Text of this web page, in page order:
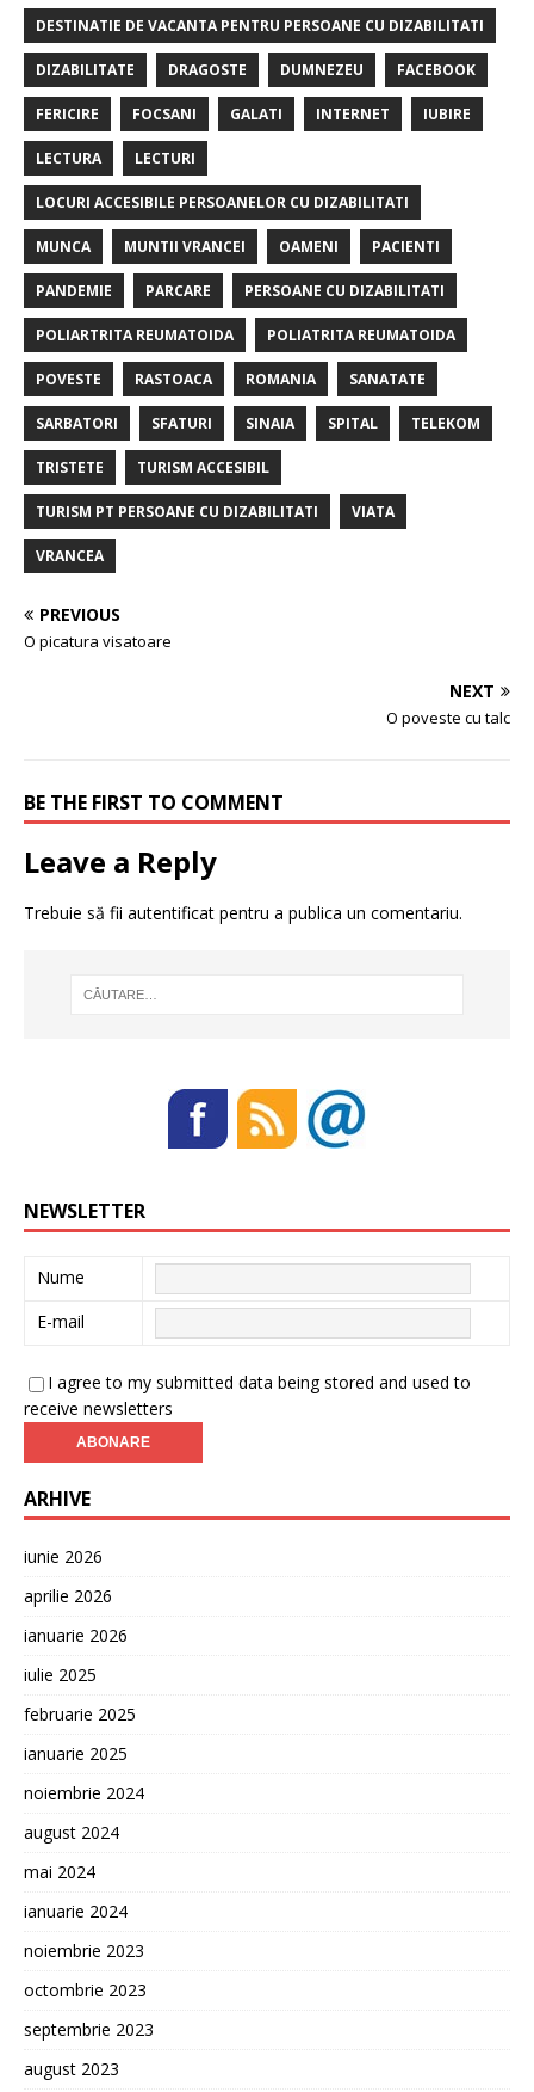
DESTINATIE DE VACANTA PENTRU PERSOANE CU DIZABILITATI
DIZABILITATE DRAGOSTE DUMNEZEU FACEBOOK
FERICIRE FOCSANI GALATI INTERNET IUBIRE
LECTURA LECTURI
LOCURI ACCESIBILE PERSOANELOR CU DIZABILITATI
MUNCA MUNTII VRANCEI OAMENI PACIENTI
PANDEMIE PARCARE PERSOANE CU DIZABILITATI
POLIARTRITA REUMATOIDA POLIATRITA REUMATOIDA
POVESTE RASTOACA ROMANIA SANATATE
SARBATORI SFATURI SINAIA SPITAL TELEKOM
TRISTETE TURISM ACCESIBIL
TURISM PT PERSOANE CU DIZABILITATI VIATA
VRANCEA
PREVIOUS
O picatura visatoare
NEXT
O poveste cu talc
BE THE FIRST TO COMMENT
Leave a Reply
Trebuie să fii autentificat pentru a publica un comentariu.
NEWSLETTER
Nume
E-mail
I agree to my submitted data being stored and used to
receive newsletters
ARHIVE
iunie 2026
aprilie 2026
ianuarie 2026
iulie 2025
februarie 2025
ianuarie 2025
noiembrie 2024
august 2024
mai 2024
ianuarie 2024
noiembrie 2023
octombrie 2023
septembrie 2023
august 2023